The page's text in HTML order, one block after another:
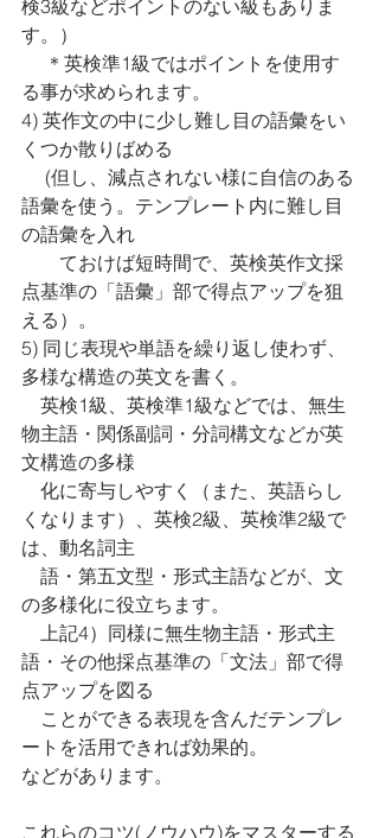
検3級などポイントのない級もありま
す。）
る事が求められます。
4) 英作文の中に少し難し目の語彙をい
くつか散りばめる
(但し、減点されない様に自信のある
語彙を使う。テンプレート内に難し目
の語彙を入れ
ておけば短時間で、英検英作文採
点基準の「語彙」部で得点アップを狙
える）。
5) 同じ表現や単語を繰り返し使わず、
多様な構造の英文を書く。
英検1級、英検準1級などでは、無生
物主語・関係副詞・分詞構文などが英
文構造の多様
化に寄与しやすく（また、英語らし
くなります）、英検2級、英検準2級で
は、動名詞主
語・第五文型・形式主語などが、文
の多様化に役立ちます。
上記4）同様に無生物主語・形式主
語・その他採点基準の「文法」部で得
点アップを図る
ことができる表現を含んだテンプレ
ートを活用できれば効果的。
などがあります。
これらのコツ(ノウハウ)をマスターする